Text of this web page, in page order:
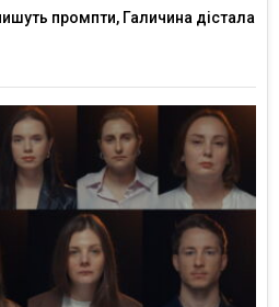
промпти, Галичина дістала